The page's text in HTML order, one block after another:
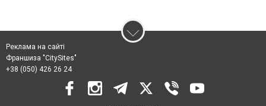
Реклама на сайті
Франшиза "CitySites"
+38 (050) 426 26 24